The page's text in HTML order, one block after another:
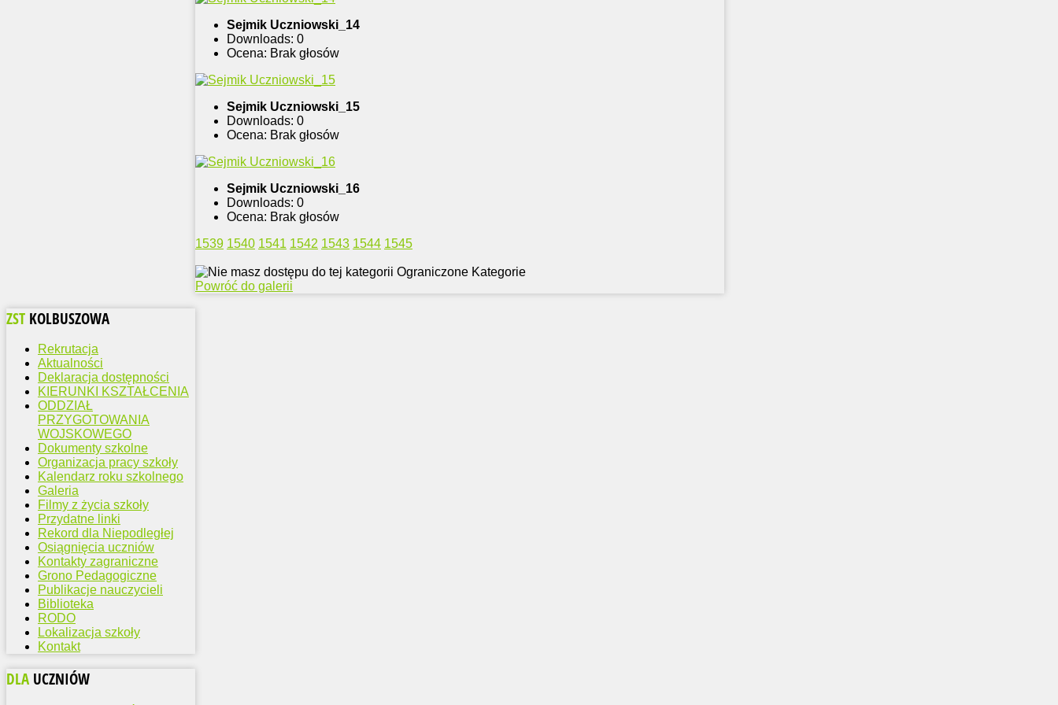
Sejmik Uczniowski_14
Downloads: 0
Ocena: Brak głosów
Sejmik Uczniowski_15
Downloads: 0
Ocena: Brak głosów
Sejmik Uczniowski_16
Downloads: 0
Ocena: Brak głosów
1539 1540 1541 1542 1543 1544 1545
Ograniczone Kategorie
Powróć do galerii
ZST KOLBUSZOWA
Rekrutacja
Aktualności
Deklaracja dostępności
KIERUNKI KSZTAŁCENIA
ODDZIAŁ
PRZYGOTOWANIA
WOJSKOWEGO
Dokumenty szkolne
Organizacja pracy szkoły
Kalendarz roku szkolnego
Galeria
Filmy z życia szkoły
Przydatne linki
Rekord dla Niepodległej
Osiągnięcia uczniów
Kontakty zagraniczne
Grono Pedagogiczne
Publikacje nauczycieli
Biblioteka
RODO
Lokalizacja szkoły
Kontakt
DLA UCZNIÓW